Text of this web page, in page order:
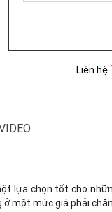
Liên hệ
lựa chọn tốt cho
một mức giá phải